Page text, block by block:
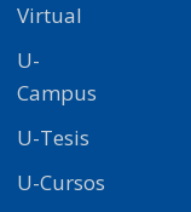
Virtual
U-
Campus
U-Tesis
U-Cursos